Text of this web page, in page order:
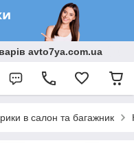
avto7ya.com.ua
в салон та багажник